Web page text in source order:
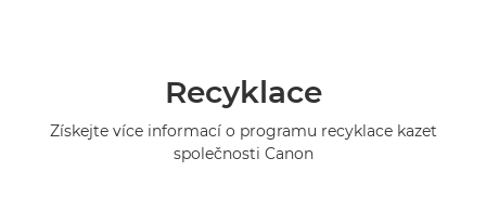
Recyklace
Získejte více informací o programu recyklace kazet
společnosti Canon